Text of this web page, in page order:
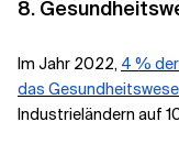
8.
Im Jahr 2022, 4 %
das
Industrieländern auf